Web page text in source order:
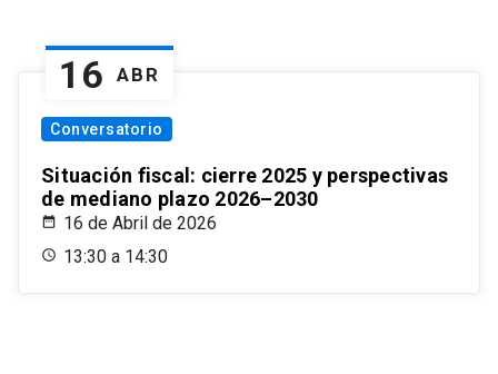
16 ABR
Conversatorio
Situación fiscal: cierre 2025 y perspectivas
de mediano plazo 2026–2030
16 de Abril de 2026
13:30 a 14:30